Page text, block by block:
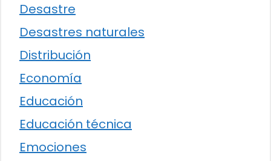
Desastre
Desastres naturales
Distribución
Economía
Educación
Educación técnica
Emociones